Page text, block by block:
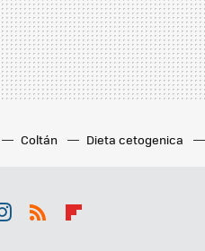
Coltán Dieta cetogenica